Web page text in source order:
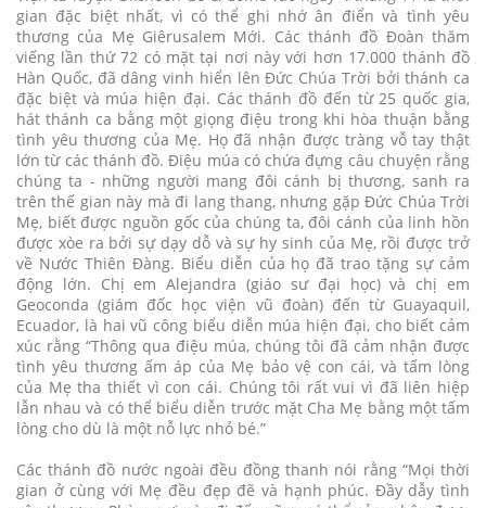
gian đặc biệt nhất, vì có thể ghi nhớ ân điển và tình yêu
thương của Mẹ Giêrusalem Mới. Các thánh đồ Đoàn thăm
viếng lần thứ 72 có mặt tại nơi này với hơn 17.000 thánh đồ
Hàn Quốc, đã dâng vinh hiển lên Đức Chúa Trời bởi thánh ca
đặc biệt và múa hiện đại. Các thánh đồ đến từ 25 quốc gia,
hát thánh ca bằng một giọng điệu trong khi hòa thuận bằng
tình yêu thương của Mẹ. Họ đã nhận được tràng vỗ tay thật
lớn từ các thánh đồ. Điệu múa có chứa đựng câu chuyện rằng
chúng ta - những người mang đôi cánh bị thương, sanh ra
trên thế gian này mà đi lang thang, nhưng gặp Đức Chúa Trời
Mẹ, biết được nguồn gốc của chúng ta, đôi cánh của linh hồn
được xòe ra bởi sự dạy dỗ và sự hy sinh của Mẹ, rồi được trở
về Nước Thiên Đàng. Biểu diễn của họ đã trao tặng sự cảm
động lớn. Chị em Alejandra (giáo sư đại học) và chị em
Geoconda (giám đốc học viện vũ đoàn) đến từ Guayaquil,
Ecuador, là hai vũ công biểu diễn múa hiện đại, cho biết cảm
xúc rằng “Thông qua điệu múa, chúng tôi đã cảm nhận được
tình yêu thương ấm áp của Mẹ bảo vệ con cái, và tấm lòng
của Mẹ tha thiết vì con cái. Chúng tôi rất vui vì đã liên hiệp
lẫn nhau và có thể biểu diễn trước mặt Cha Mẹ bằng một tấm
lòng cho dù là một nỗ lực nhỏ bé.”
Các thánh đồ nước ngoài đều đồng thanh nói rằng “Mọi thời
gian ở cùng với Mẹ đều đẹp đẽ và hạnh phúc. Đầy dẫy tình